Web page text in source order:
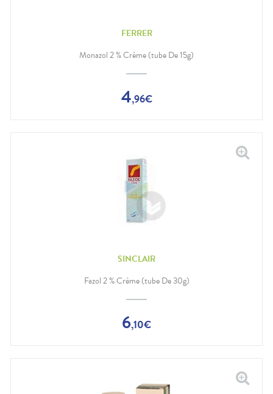
FERRER
Monazol 2 % Crème (tube De 15g)
4,96€
SINCLAIR
Fazol 2 % Crème (tube De 30g)
6,10€